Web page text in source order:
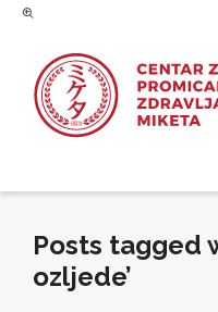
Posts tagged
ozljede’